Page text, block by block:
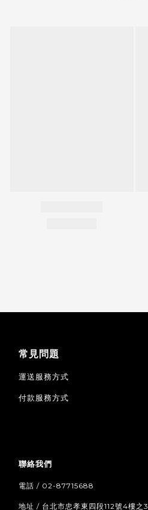
常見問題
運送服務方式
付款服務方式
聯絡我們
電話 / 02-87715688
地址 / 台北市忠孝東四段112號4樓之3